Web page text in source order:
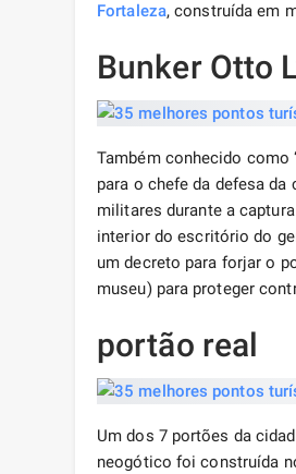
Fortaleza, construída em
Bunker Otto
Também conhecido como
para o chefe da defesa da
militares durante a
interior do escritório do
um decreto para forjar o
museu) para proteger
portão real
Um dos 7 portões da
neogótico foi construída